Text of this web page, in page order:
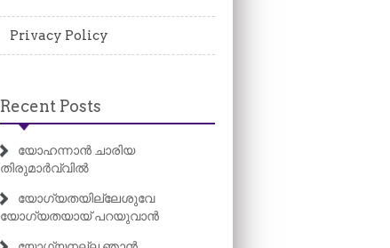
Privacy Policy
Recent Posts
യോഹന്നാൻ ചാരിയ
തിരുമാർവ്വിൽ
യോഗ്യതയില്ലേശുവേ
യോഗ്യതയായ് പറയുവാൻ